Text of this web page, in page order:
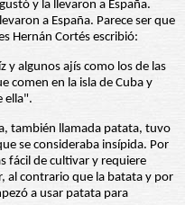
y la llevaron a España.
a España. Parece ser que
Hernán Cortés escribió:
y algunos ajís como los de las
comen en la isla de Cuba y
ella".
también llamada patata, tuvo
se consideraba insípida. Por
fácil de cultivar y requiere
al contrario que la batata y por
a usar patata para